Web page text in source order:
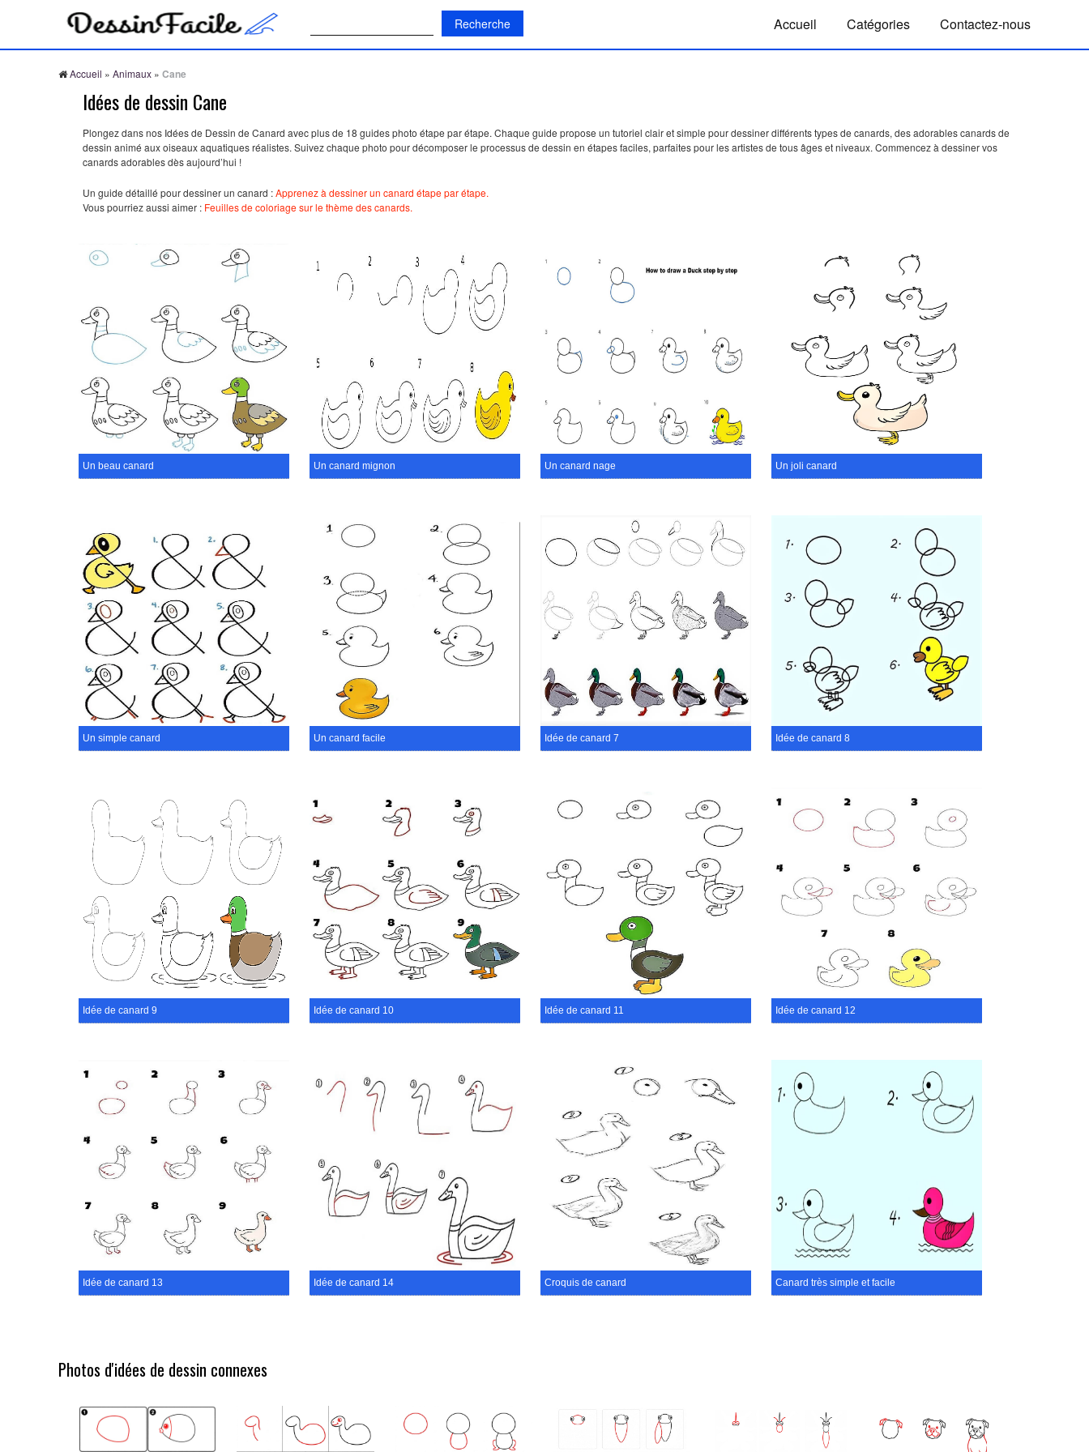
Accueil Catégories Contactez-nous
Accueil » Animaux » Cane
Idées de dessin Cane
Plongez dans nos Idées de Dessin de Canard avec plus de 18 guides photo étape par étape. Chaque guide propose un tutoriel clair et simple pour dessiner différents types de canards, des adorables canards de
dessin animé aux oiseaux aquatiques réalistes. Suivez chaque photo pour décomposer le processus de dessin en étapes faciles, parfaites pour les artistes de tous âges et niveaux. Commencez à dessiner vos
canards adorables dès aujourd’hui !
Un guide détaillé pour dessiner un canard :Apprenez à dessiner un canard étape par étape.
Vous pourriez aussi aimer : Feuilles de coloriage sur le thème des canards.
Un beau canard Un canard mignon Un canard nage Un joli canard
Un simple canard Un canard facile Idée de canard 7 Idée de canard 8
Idée de canard 9 Idée de canard 10 Idée de canard 11 Idée de canard 12
Idée de canard 13 Idée de canard 14 Croquis de canard Canard très simple et facile
Photos d'idées de dessin connexes